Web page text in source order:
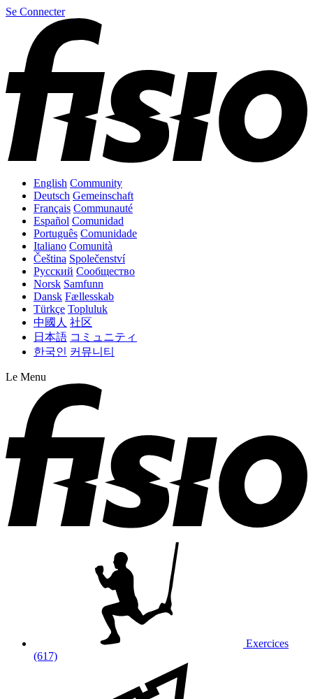
Se Connecter
English Community
Deutsch Gemeinschaft
Français Communauté
Español Comunidad
Português Comunidade
Italiano Comunità
Čeština Společenství
Русский Сообщество
Norsk Samfunn
Dansk Fællesskab
Türkçe Topluluk
中國人 社区
日本語 コミュニティ
한국인 커뮤니티
Le Menu
Exercices
(617)